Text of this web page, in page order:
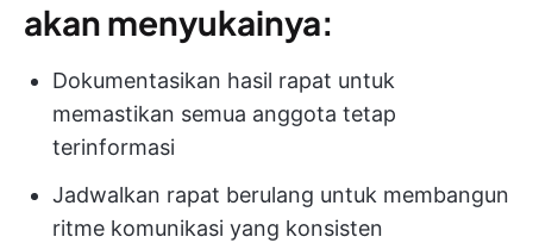
akan menyukainya:
Dokumentasikan hasil rapat untuk
memastikan semua anggota tetap
terinformasi
Jadwalkan rapat berulang untuk membangun
ritme komunikasi yang konsisten